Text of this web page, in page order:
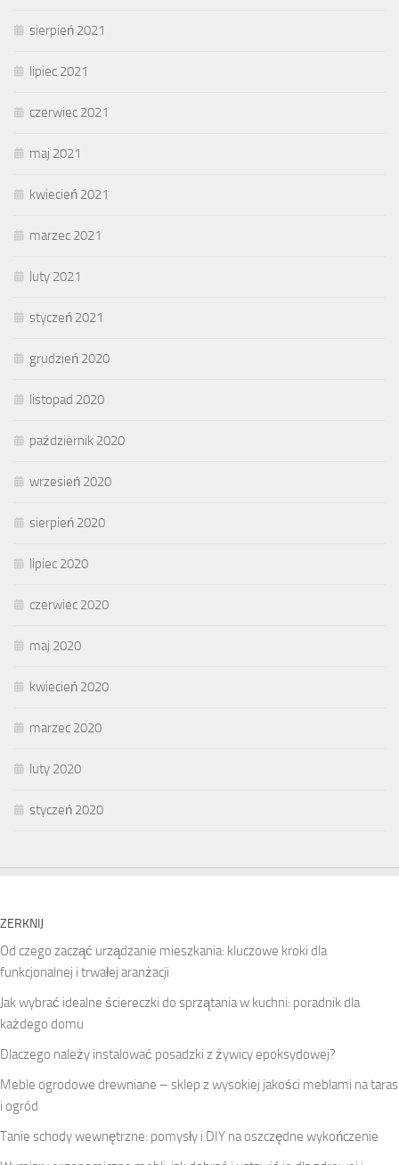
sierpień 2021
lipiec 2021
czerwiec 2021
maj 2021
kwiecień 2021
marzec 2021
luty 2021
styczeń 2021
grudzień 2020
listopad 2020
październik 2020
wrzesień 2020
sierpień 2020
lipiec 2020
czerwiec 2020
maj 2020
kwiecień 2020
marzec 2020
luty 2020
styczeń 2020
ZERKNIJ
Od czego zacząć urządzanie mieszkania: kluczowe kroki dla
funkcjonalnej i trwałej aranżacji
Jak wybrać idealne ściereczki do sprzątania w kuchni: poradnik dla
każdego domu
Dlaczego należy instalować posadzki z żywicy epoksydowej?
Meble ogrodowe drewniane – sklep z wysokiej jakości meblami na taras
i ogród
Tanie schody wewnętrzne: pomysły i DIY na oszczędne wykończenie